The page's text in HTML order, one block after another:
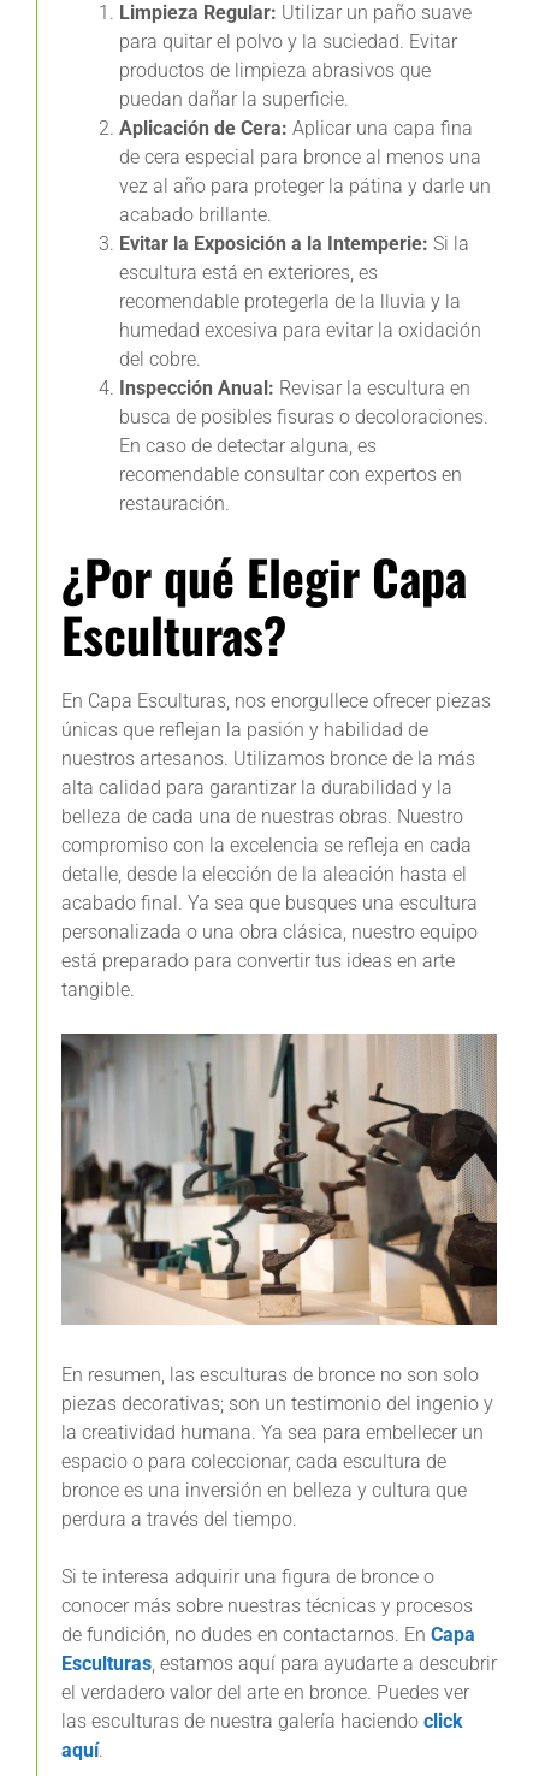
Limpieza Regular: Utilizar un paño suave
para quitar el polvo y la suciedad. Evitar
productos de limpieza abrasivos que
puedan dañar la superficie.
Aplicación de Cera: Aplicar una capa fina
de cera especial para bronce al menos una
vez al año para proteger la pátina y darle un
acabado brillante.
Evitar la Exposición a la Intemperie: Si la
escultura está en exteriores, es
recomendable protegerla de la lluvia y la
humedad excesiva para evitar la oxidación
del cobre.
Inspección Anual: Revisar la escultura en
busca de posibles fisuras o decoloraciones.
En caso de detectar alguna, es
recomendable consultar con expertos en
restauración.
¿Por qué Elegir Capa
Esculturas?
En Capa Esculturas, nos enorgullece ofrecer piezas
únicas que reflejan la pasión y habilidad de
nuestros artesanos. Utilizamos bronce de la más
alta calidad para garantizar la durabilidad y la
belleza de cada una de nuestras obras. Nuestro
compromiso con la excelencia se refleja en cada
detalle, desde la elección de la aleación hasta el
acabado final. Ya sea que busques una escultura
personalizada o una obra clásica, nuestro equipo
está preparado para convertir tus ideas en arte
tangible.
En resumen, las esculturas de bronce no son solo
piezas decorativas; son un testimonio del ingenio y
la creatividad humana. Ya sea para embellecer un
espacio o para coleccionar, cada escultura de
bronce es una inversión en belleza y cultura que
perdura a través del tiempo.
Si te interesa adquirir una figura de bronce o
conocer más sobre nuestras técnicas y procesos
de fundición, no dudes en contactarnos. En Capa
Esculturas , estamos aquí para ayudarte a descubrir
el verdadero valor del arte en bronce. Puedes ver
las esculturas de nuestra galería haciendo click
aquí.